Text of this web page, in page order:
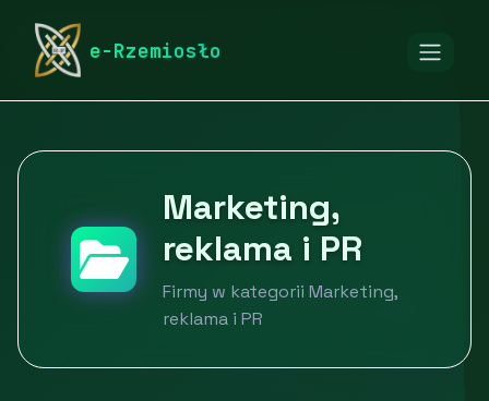
e-Rzemiosło
rymarstwo-poznan.pl
Marketing, reklama i PR
Marketing,
reklama i PR
Firmy w kategorii Marketing,
reklama i PR